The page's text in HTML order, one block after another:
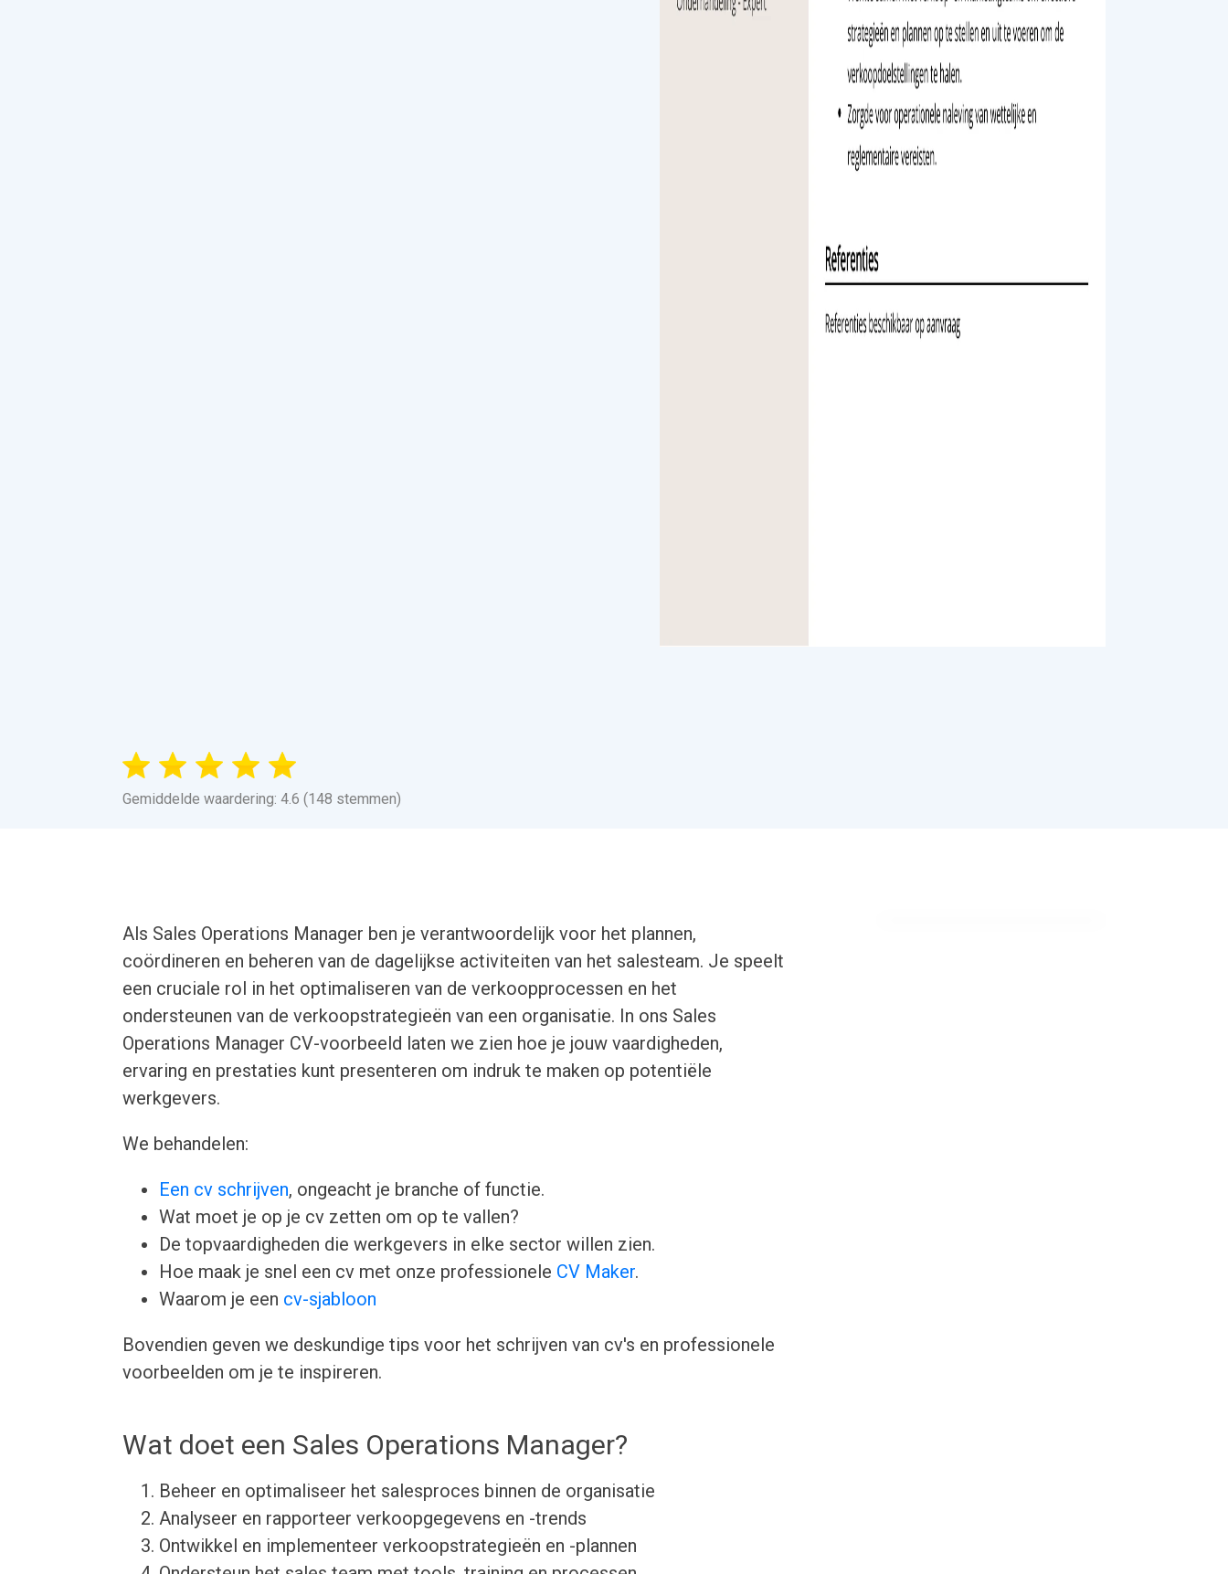
Gemiddelde waardering: 4.6 (148 stemmen)
Als Sales Operations Manager ben je verantwoordelijk voor het plannen,
coördineren en beheren van de dagelijkse activiteiten van het salesteam. Je speelt
een cruciale rol in het optimaliseren van de verkoopprocessen en het
ondersteunen van de verkoopstrategieën van een organisatie. In ons Sales
Operations Manager CV-voorbeeld laten we zien hoe je jouw vaardigheden,
ervaring en prestaties kunt presenteren om indruk te maken op potentiële
werkgevers.
We behandelen:
Een cv schrijven, ongeacht je branche of functie.
Wat moet je op je cv zetten om op te vallen?
De topvaardigheden die werkgevers in elke sector willen zien.
Hoe maak je snel een cv met onze professionele CV Maker.
Waarom je een cv-sjabloon
Bovendien geven we deskundige tips voor het schrijven van cv's en professionele
voorbeelden om je te inspireren.
Wat doet een Sales Operations Manager?
Beheer en optimaliseer het salesproces binnen de organisatie
Analyseer en rapporteer verkoopgegevens en -trends
Ontwikkel en implementeer verkoopstrategieën en -plannen